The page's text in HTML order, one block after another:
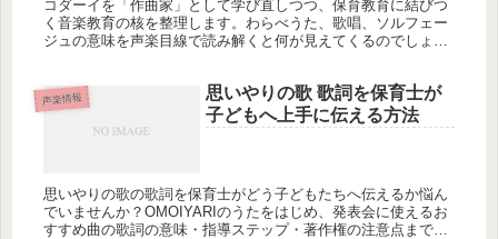
コダーイを「作曲家」として学び直しつつ、保育教育に結びつ
く音楽教育の核を整理します。わらべうた、歌唱、ソルフェー
ジュの意味を声楽目線で読み解くと何が見えてくるのでしょう
声楽情報
思いやりの歌 歌詞を保育士が
子どもへ上手に伝える方法
思いやりの歌の歌詞を保育士がどう子どもたちへ伝えるか悩ん
でいませんか？OMOIYARIのうたをはじめ、発表会に使えるお
すすめ曲の歌詞の意味・指導ステップ・著作権の注意点まで徹